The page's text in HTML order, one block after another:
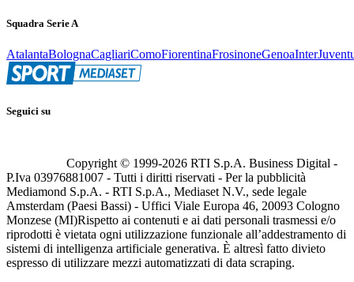
Squadra Serie A
AtalantaBolognaCagliariComoFiorentinaFrosinoneGenoaInter
Seguici su
Copyright © 1999-2026 RTI S.p.A. Business Digital -
P.Iva 03976881007 - Tutti i diritti riservati - Per la pubblicità
Mediamond S.p.A. - RTI S.p.A., Mediaset N.V., sede legale
Amsterdam (Paesi Bassi) - Uffici Viale Europa 46, 20093 Cologno
Monzese (MI)Rispetto ai contenuti e ai dati personali trasmessi e/o
riprodotti è vietata ogni utilizzazione funzionale all’addestramento di
sistemi di intelligenza artificiale generativa. È altresì fatto divieto
espresso di utilizzare mezzi automatizzati di data scraping.